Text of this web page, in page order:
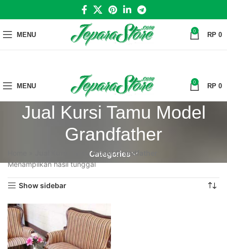
MENU 0 RP 0
MENU 0 RP 0
Jual Kursi Tamu Model
Grandfather
Categories
Jual Kursi Tamu Model Grandfather
Menampilkan hasil tunggal
Show sidebar